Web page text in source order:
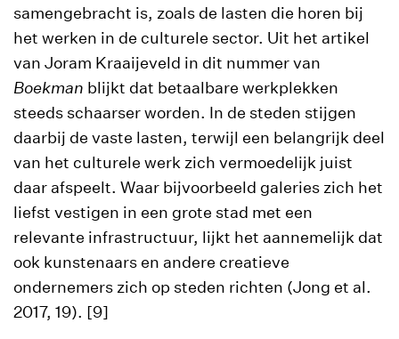
samengebracht is, zoals de lasten die horen bij
het werken in de culturele sector. Uit het artikel
van Joram Kraaijeveld in dit nummer van
Boekman blijkt dat betaalbare werkplekken
steeds schaarser worden. In de steden stijgen
daarbij de vaste lasten, terwijl een belangrijk deel
van het culturele werk zich vermoedelijk juist
daar afspeelt. Waar bijvoorbeeld galeries zich het
liefst vestigen in een grote stad met een
relevante infrastructuur, lijkt het aannemelijk dat
ook kunstenaars en andere creatieve
ondernemers zich op steden richten (Jong et al.
2017, 19). [9]